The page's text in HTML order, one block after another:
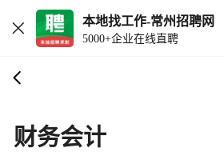
本地找工作-常州招聘网
5000+企业在线直聘
财务会计